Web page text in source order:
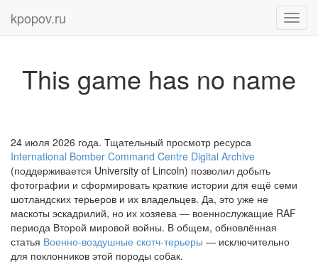
kpopov.ru
This game has no name
24 июля 2026 года. Тщательный просмотр ресурса
International Bomber Command Centre Digital Archive
(поддерживается University of Lincoln) позволил добыть
фотографии и сформировать краткие истории для ещё семи
шотландских терьеров и их владельцев. Да, это уже не
маскоты эскадрилий, но их хозяева — военнослужащие RAF
периода Второй мировой войны. В общем, обновлённая
статья Военно-воздушные скотч-терьеры — исключительно
для поклонников этой породы собак.